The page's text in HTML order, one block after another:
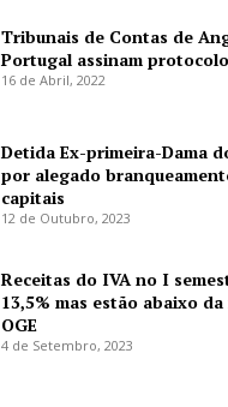
Tribunais de Contas de
Portugal assinam
16 de Abril, 2022
Detida Ex-primeira-Dama
por alegado
capitais
12 de Outubro, 2023
Receitas do IVA no I
13,5% mas estão abaixo
OGE
4 de Setembro, 2023